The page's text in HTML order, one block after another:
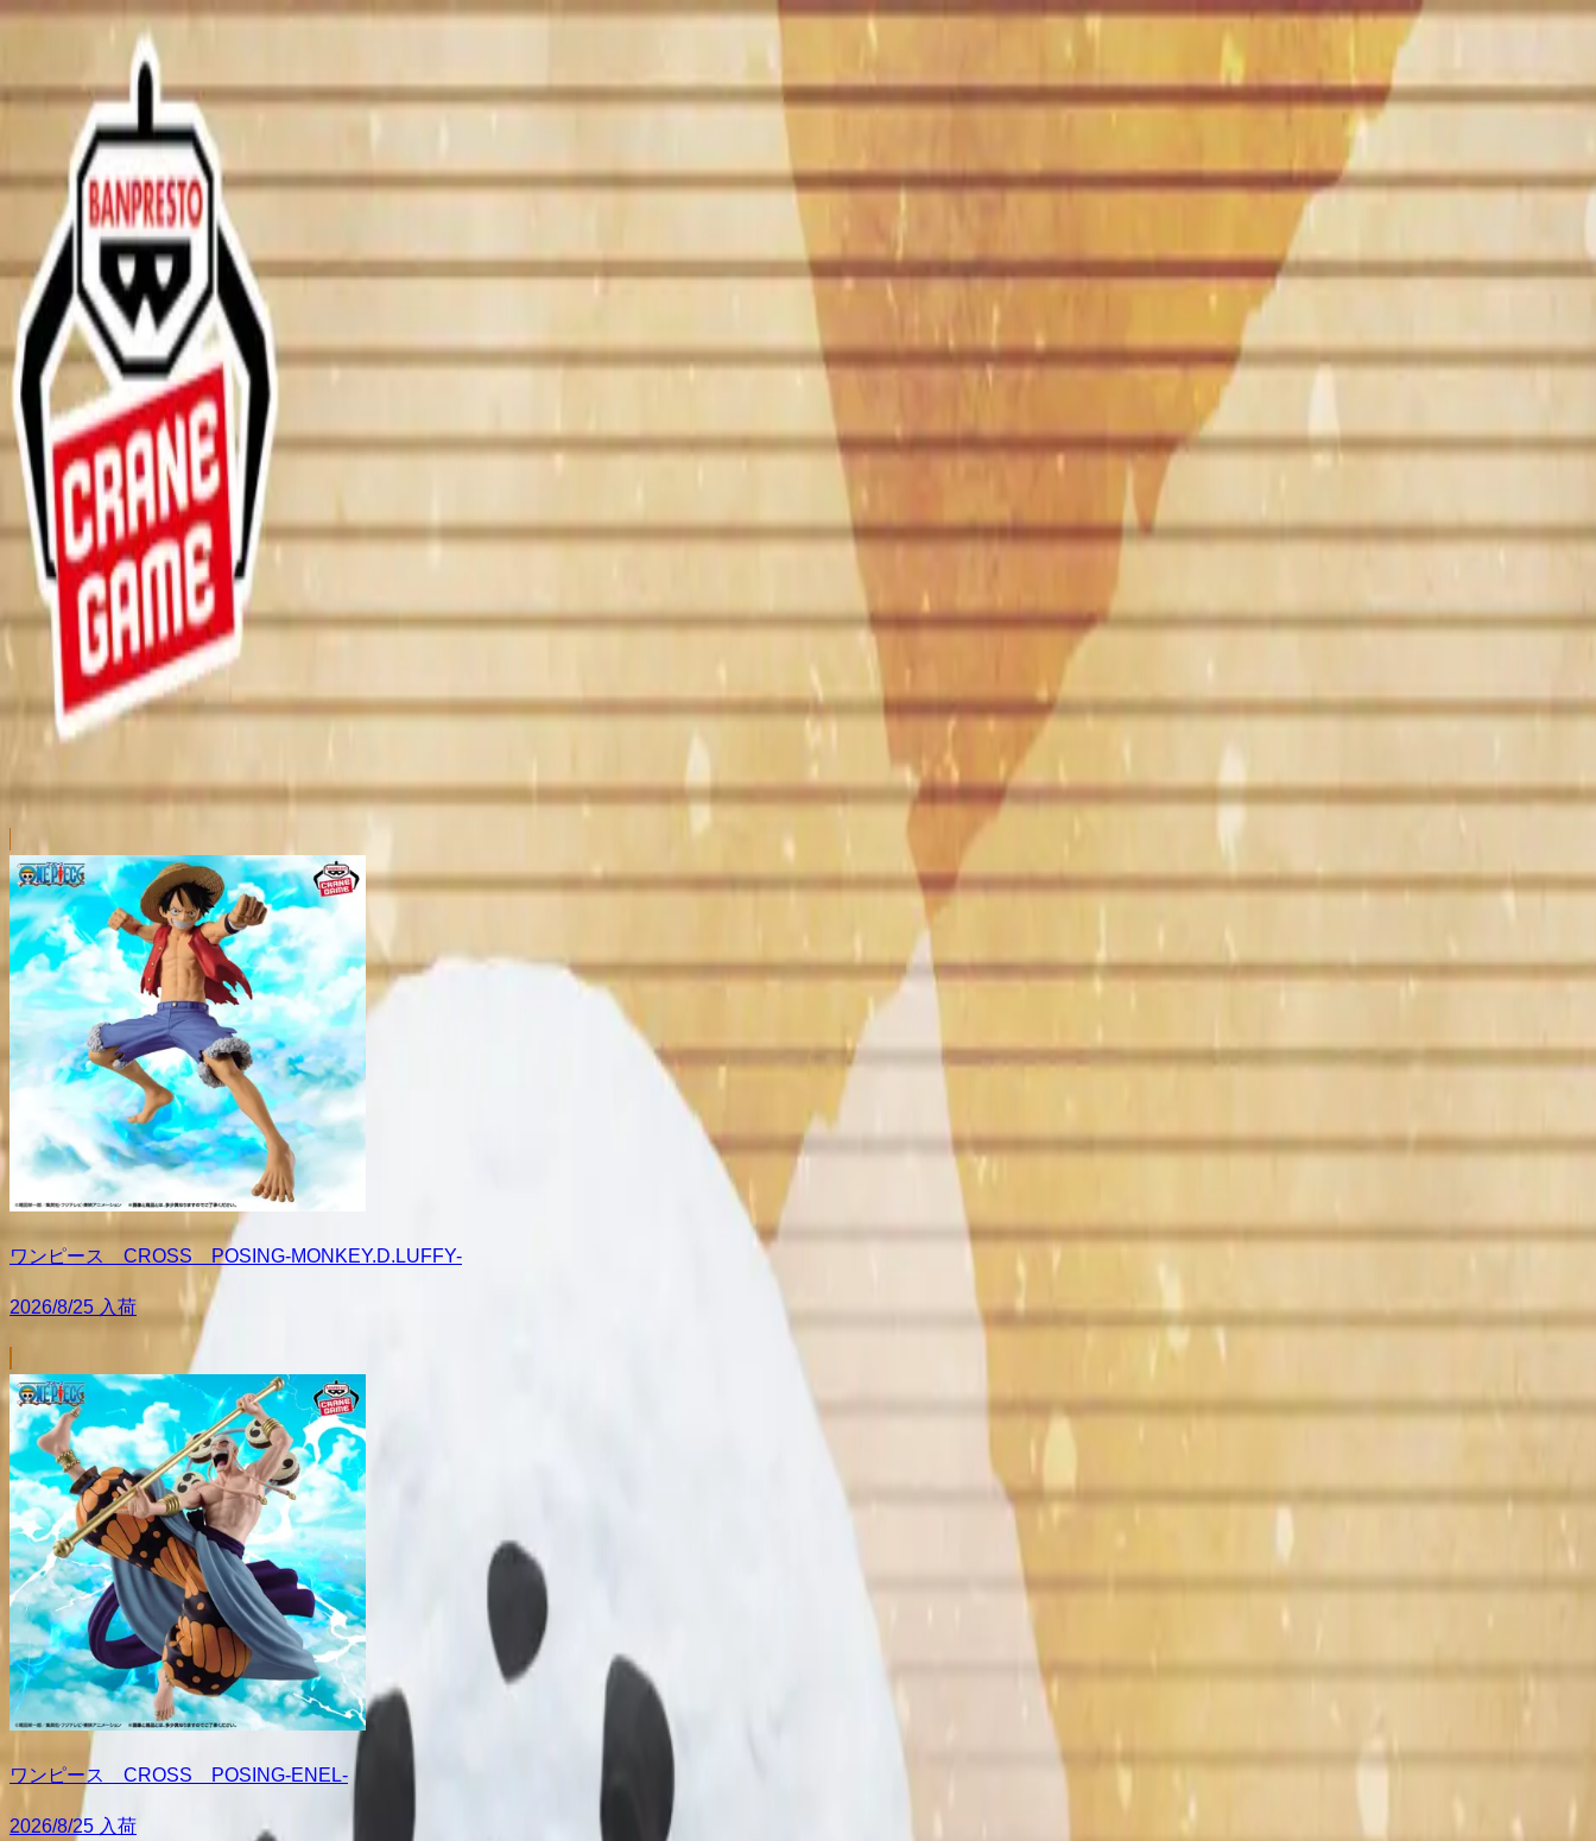
店舗一覧イベント景品
2025年6月 下旬入荷
2025年6月 下旬入荷
ワンピース 帽子ルームライト-トラファルガー・ローver.-
# ONE PIECE
入荷予定店舗(全5店舗)
川越店川崎店浦和店 平塚店大和店
ご利用上のお願い
本リストは、入荷予定（実績）をお知らせするものであり、現在の在庫状況を示すものではございません。
超人気景品は【入荷日〜翌日朝】に品切れとなる場合がございます。
新入荷景品の投入時間も、当日の配送状況により変動いたします。
ONE PIECE
ワンピース CROSS POSING-MONKEY.D.LUFFY-
2026/8/25 入荷
ワンピース CROSS POSING-ENEL-
2026/8/25 入荷